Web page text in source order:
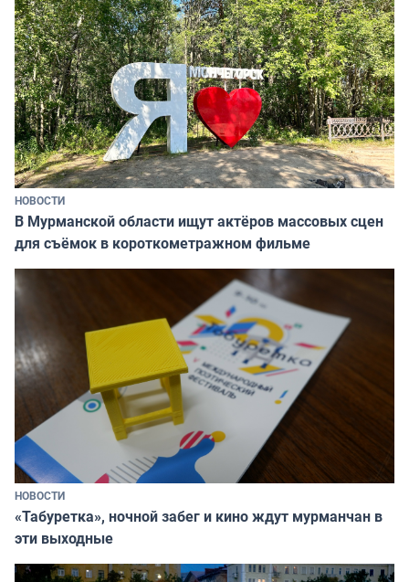
НОВОСТИ
В Мурманской области ищут актёров массовых сцен
для съёмок в короткометражном фильме
НОВОСТИ
«Табуретка», ночной забег и кино ждут мурманчан в
эти выходные